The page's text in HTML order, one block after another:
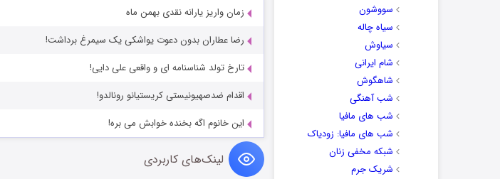
سووشون
سیاه چاله
سیاوش
شام ایرانی
شاهگوش
شب آهنگی
شب های مافیا
شب های مافیا: زودیاک
شبکه مخفی زنان
شریک جرم
زمان واریز یارانه نقدی بهمن ماه
رضا عطاران بدون دعوت یواشکی یک سیمرغ برداشت!
تارخ تولد شناسنامه ای و واقعی علی دایی!
اقدام ضدصهیونیستی کریستیانو رونالدو!
این خانوم اگه بخنده خوابش می بره!
لینک‌های کاربردی